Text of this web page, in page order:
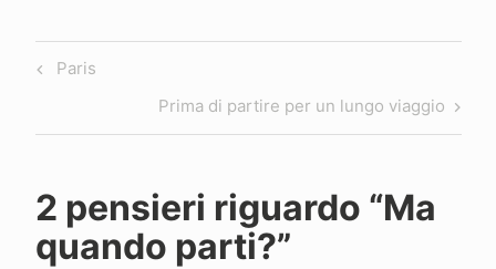
Navigazione
Previous
Paris
Next
Post
Prima di partire per un lungo viaggio
2 pensieri riguardo “Ma
quando parti?”